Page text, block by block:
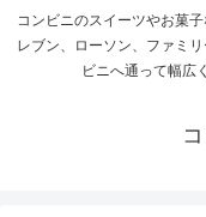
コンビニのスイーツやお菓
レブン、ローソン、ファミ
ビニへ通って幅広